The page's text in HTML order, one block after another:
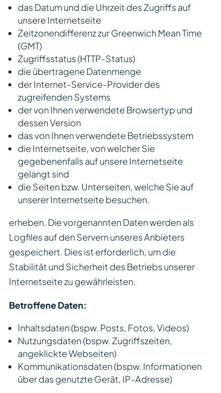
das Datum und die Uhrzeit des Zugriffs auf
unsere Internetseite
Zeitzonendifferenz zur Greenwich Mean Time
(GMT)
Zugriffsstatus (HTTP-Status)
die übertragene Datenmenge
der Internet-Service-Provider des
zugreifenden Systems
der von Ihnen verwendete Browsertyp und
dessen Version
das von Ihnen verwendete Betriebssystem
die Internetseite, von welcher Sie
gegebenenfalls auf unsere Internetseite
gelangt sind
die Seiten bzw. Unterseiten, welche Sie auf
unserer Internetseite besuchen.
erheben. Die vorgenannten Daten werden als
Logfiles auf den Servern unseres Anbieters
gespeichert. Dies ist erforderlich, um die
Stabilität und Sicherheit des Betriebs unserer
Internetseite zu gewährleisten.
Betroffene Daten:
Inhaltsdaten (bspw. Posts, Fotos, Videos)
Nutzungsdaten (bspw. Zugriffszeiten,
angeklickte Webseiten)
Kommunikationsdaten (bspw. Informationen
über das genutzte Gerät, IP-Adresse)